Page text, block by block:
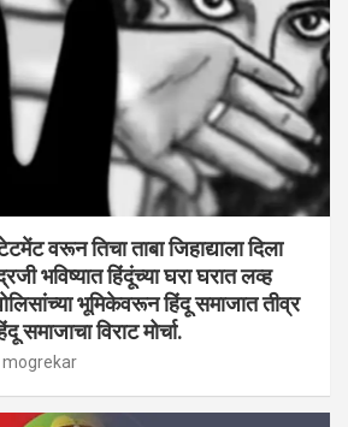
वरून तिचा ताबा जिहाद्याला दिला
भविष्यात हिंदूंच्या घरा घरात लव्ह
भूमिकेवरून हिंदू समाजात तीव्र
विराट मोर्चा.